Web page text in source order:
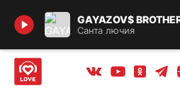
GAYAZOV$
Санта лючия
Найти
Вконтакте
Youtube